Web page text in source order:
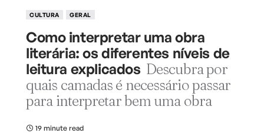
CULTURA GERAL
Como interpretar uma obra
literária: os diferentes níveis de
leitura explicados Descubra por
quais camadas é necessário passar
para interpretar bem uma obra
19 minute read